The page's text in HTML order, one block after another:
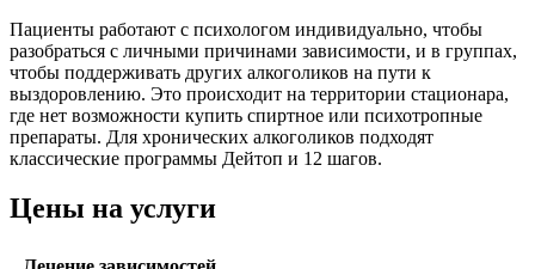
Пациенты работают с психологом индивидуально, чтобы
разобраться с личными причинами зависимости, и в группах,
чтобы поддерживать других алкоголиков на пути к
выздоровлению. Это происходит на территории стационара,
где нет возможности купить спиртное или психотропные
препараты. Для хронических алкоголиков подходят
классические программы Дейтоп и 12 шагов.
Цены на услуги